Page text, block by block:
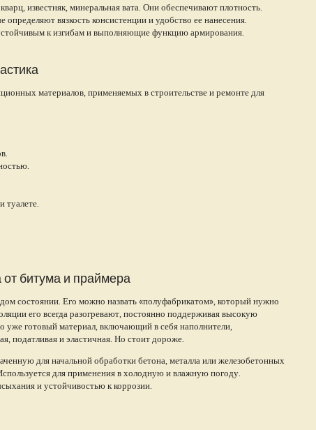
известняк, минеральная вата. Они обеспечивают плотность.
вязкость консистенции и удобство ее нанесения.
к изгибам и выполняющие функцию армирования.
материалов, применяемых в строительстве и ремонте для
туалете.
битума и праймера
состоянии. Его можно назвать «полуфабрикатом», который нужно
его всегда разогревают, постоянно поддерживая высокую
уже готовый материал, включающий в себя наполнители,
податливая и эластичная. Но стоит дороже.
для начальной обработки бетона, металла или железобетонных
для применения в холодную и влажную погоду.
и устойчивостью к коррозии.